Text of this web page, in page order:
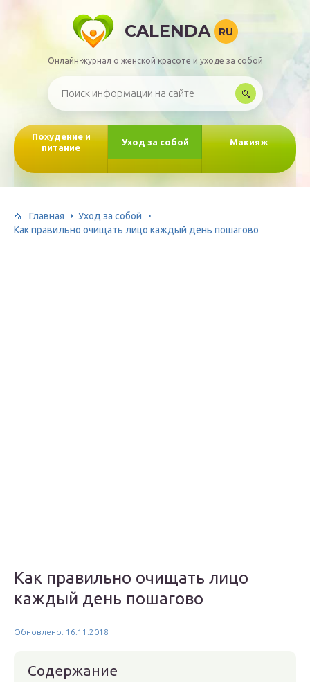
CALENDA RU
Онлайн-журнал о женской красоте и уходе за собой
Похудение и
питание
Уход за собой Макияж
Главная
Уход за собой
Как правильно очищать лицо каждый день пошагово
Как правильно очищать лицо
каждый день пошагово
Обновлено: 16.11.2018
Содержание